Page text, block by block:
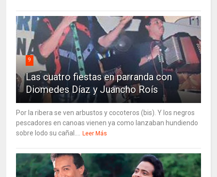
9
Las cuatro fiestas en parranda con
Diomedes Díaz y Juancho Roís
Por la ribera se ven arbustos y cocoteros (bis). Y los negros
pescadores en canoas vienen ya como lanzaban hundiendo
sobre lodo su cañal....
Leer Más